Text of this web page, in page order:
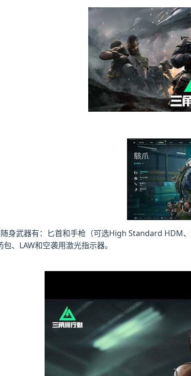
身武器有：匕首和手枪（可选High Standard HDM
、LAW和空袭用激光指示器。